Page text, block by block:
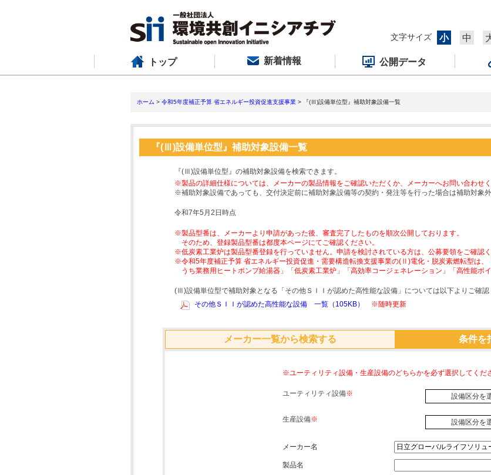
文字サイズ
小 中
トップ 新着情報 公開データ
ホーム > 令和5年度補正予算 省エネルギー投資促進支援事業 > 『(Ⅲ)設備単位型』補助対象設備一覧
『(Ⅲ)設備単位型』補助対象設備一覧
『(Ⅲ)設備単位型』の補助対象設備を検索できます。
※製品の詳細仕様については、メーカーの製品情報をご確認いただくか、メーカーへお問い合わせく
※補助対象設備であっても、交付決定前に補助対象設備等の契約・発注等を行った場合は補助対象
令和7年5月2日時点
※製品型番は、メーカーより申請があった後、審査完了したものを順次公開しております。
そのため、登録製品型番は都度本ページにてご確認ください。
※低炭素工業炉は製品型番登録を行っていません。申請を検討されている方は、公募要領をご確認く
※令和5年度補正予算 省エネルギー投資促進・需要構造転換支援事業の(Ⅱ)電化・脱炭素燃転型は、
うち業務用ヒートポンプ給湯器」「低炭素工業炉」「高効率コージェネレーション」「高性能ボ
(Ⅲ)設備単位型で補助対象となる「その他ＳＩＩが認めた高性能な設備」については以下よりご確認
その他ＳＩＩが認めた高性能な設備 一覧（105KB）
※随時更新
メーカー一覧から検索する 条件を
※ユーティリティ設備・生産設備のどちらかを必ず選択してくだ
ユーティリティ設備※ 設備区分を
生産設備※ 設備区分を
メーカー名
製品名